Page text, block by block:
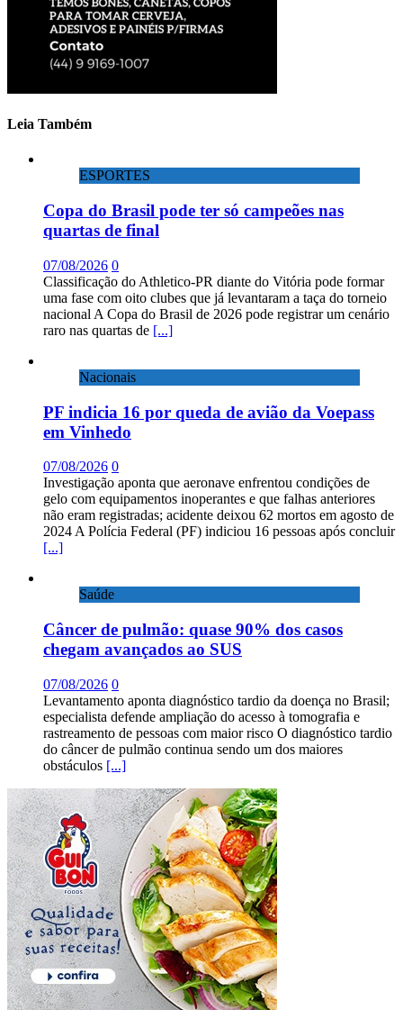
Leia Também
ESPORTES
Copa do Brasil pode ter só campeões nas
quartas de final
07/08/2026 0
Classificação do Athletico-PR diante do Vitória pode formar
uma fase com oito clubes que já levantaram a taça do torneio
nacional A Copa do Brasil de 2026 pode registrar um cenário
raro nas quartas de [...]
Nacionais
PF indicia 16 por queda de avião da Voepass
em Vinhedo
07/08/2026 0
Investigação aponta que aeronave enfrentou condições de
gelo com equipamentos inoperantes e que falhas anteriores
não eram registradas; acidente deixou 62 mortos em agosto de
2024 A Polícia Federal (PF) indiciou 16 pessoas após concluir
[...]
Saúde
Câncer de pulmão: quase 90% dos casos
chegam avançados ao SUS
07/08/2026 0
Levantamento aponta diagnóstico tardio da doença no Brasil;
especialista defende ampliação do acesso à tomografia e
rastreamento de pessoas com maior risco O diagnóstico tardio
do câncer de pulmão continua sendo um dos maiores
obstáculos [...]